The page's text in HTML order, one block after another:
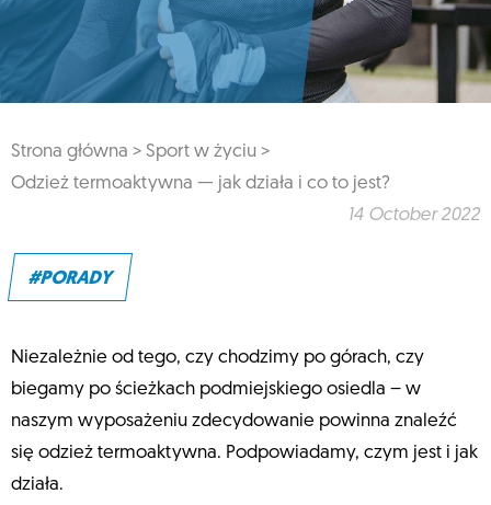
Strona główna > Sport w życiu >
Odzież termoaktywna — jak działa i co to jest?
14 October 2022
#PORADY
Niezależnie od tego, czy chodzimy po górach, czy
biegamy po ścieżkach podmiejskiego osiedla – w
naszym wyposażeniu zdecydowanie powinna znaleźć
się odzież termoaktywna. Podpowiadamy, czym jest i jak
działa.